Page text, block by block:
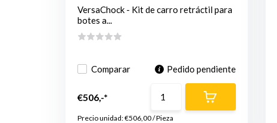
VersaChock - Kit de carro retráctil para
botes a...
Comparar Pedido pendiente
€506,-*
Precio unidad:€506,00/Pieza